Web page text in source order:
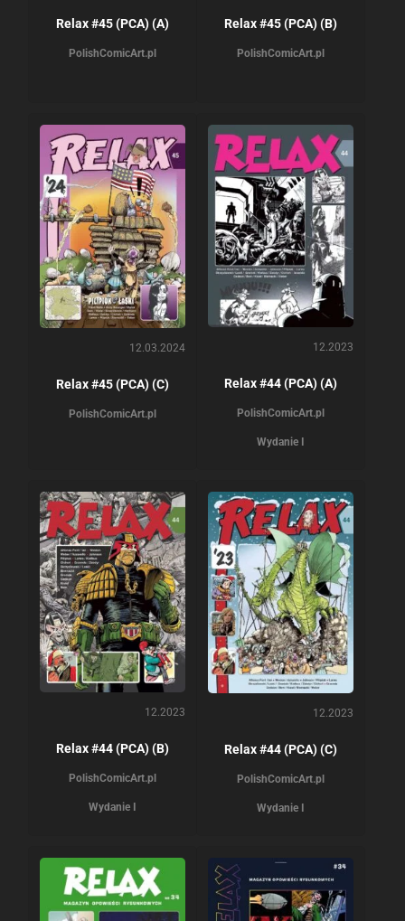
Relax #45 (PCA) (A)
PolishComicArt.pl
Relax #45 (PCA) (B)
PolishComicArt.pl
12.03.2024
Relax #45 (PCA) (C)
PolishComicArt.pl
12.2023
Relax #44 (PCA) (A)
PolishComicArt.pl
Wydanie I
12.2023
Relax #44 (PCA) (B)
PolishComicArt.pl
Wydanie I
12.2023
Relax #44 (PCA) (C)
PolishComicArt.pl
Wydanie I